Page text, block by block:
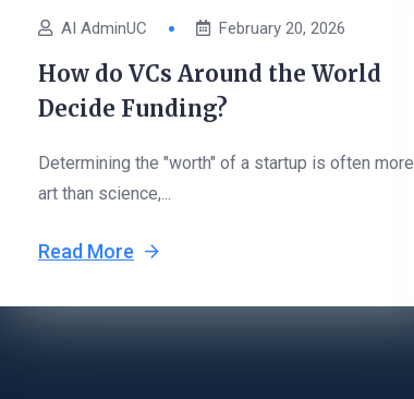
AI AdminUC February 20, 2026
How do VCs Around the World
Decide Funding?
Determining the "worth" of a startup is often more
art than science,...
Read More